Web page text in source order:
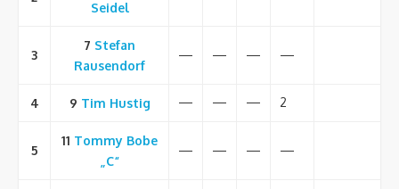
Seidel
3
7 Stefan
Rausendorf
— — — —
4 9 Tim Hustig — — — 2
5
11 Tommy Bobe
„C“
— — — —